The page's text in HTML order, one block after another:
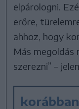
elpárologni.
erőre,
ahhoz, hogy
Más megoldás
szerezni” –